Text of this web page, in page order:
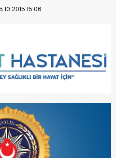
15:06